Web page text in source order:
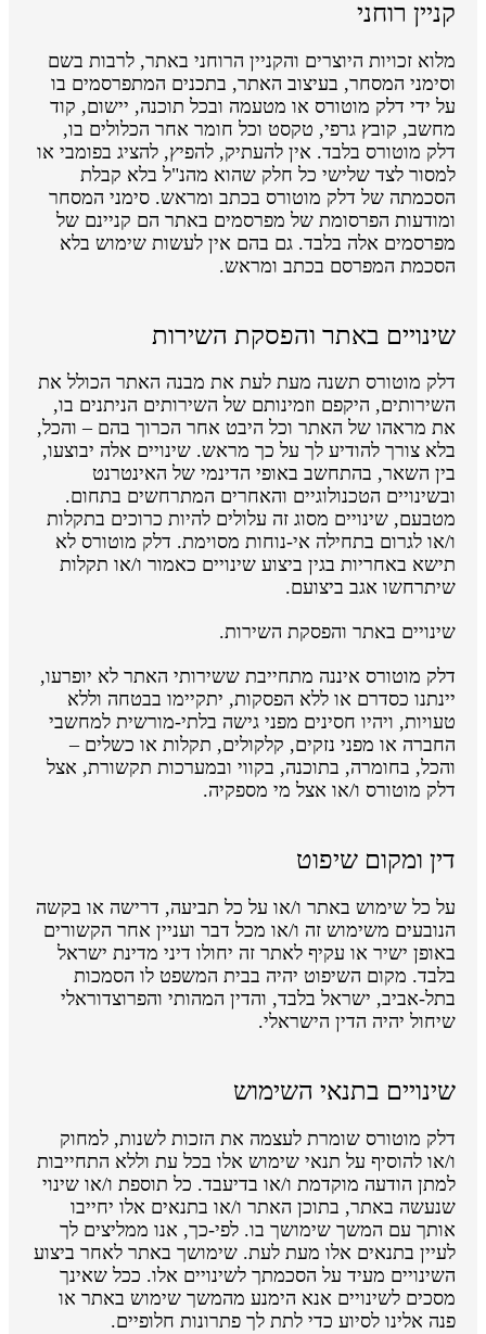
קניין רוחני
מלוא זכויות היוצרים והקניין הרוחני באתר, לרבות בשם
וסימני המסחר, בעיצוב האתר, בתכנים המתפרסמים בו
על ידי דלק מוטורס או מטעמה ובכל תוכנה, יישום, קוד
מחשב, קובץ גרפי, טקסט וכל חומר אחר הכלולים בו,
דלק מוטורס בלבד. אין להעתיק, להפיץ, להציג בפומבי או
למסור לצד שלישי כל חלק שהוא מהנ"ל בלא קבלת
הסכמתה של דלק מוטורס בכתב ומראש. סימני המסחר
ומודעות הפרסומת של מפרסמים באתר הם קניינם של
מפרסמים אלה בלבד. גם בהם אין לעשות שימוש בלא
הסכמת המפרסם בכתב ומראש.
שינויים באתר והפסקת השירות
דלק מוטורס תשנה מעת לעת את מבנה האתר הכולל את
השירותים, היקפם וזמינותם של השירותים הניתנים בו,
את מראהו של האתר וכל היבט אחר הכרוך בהם – והכל,
בלא צורך להודיע לך על כך מראש. שינויים אלה יבוצעו,
בין השאר, בהתחשב באופי הדינמי של האינטרנט
ובשינויים הטכנולוגיים והאחרים המתרחשים בתחום.
מטבעם, שינויים מסוג זה עלולים להיות כרוכים בתקלות
ו/או לגרום בתחילה אי-נוחות מסוימת. דלק מוטורס לא
תישא באחריות בגין ביצוע שינויים כאמור ו/או תקלות
שיתרחשו אגב ביצועם.
שינויים באתר והפסקת השירות.
דלק מוטורס איננה מתחייבת ששירותי האתר לא יופרעו,
יינתנו כסדרם או ללא הפסקות, יתקיימו בבטחה וללא
טעויות, ויהיו חסינים מפני גישה בלתי-מורשית למחשבי
החברה או מפני נזקים, קלקולים, תקלות או כשלים –
והכל, בחומרה, בתוכנה, בקווי ובמערכות תקשורת, אצל
דלק מוטורס ו/או אצל מי מספקיה.
דין ומקום שיפוט
על כל שימוש באתר ו/או על כל תביעה, דרישה או בקשה
הנובעים משימוש זה ו/או מכל דבר ועניין אחר הקשורים
באופן ישיר או עקיף לאתר זה יחולו דיני מדינת ישראל
בלבד. מקום השיפוט יהיה בבית המשפט לו הסמכות
בתל-אביב, ישראל בלבד, והדין המהותי והפרוצדוראלי
שיחול יהיה הדין הישראלי.
שינויים בתנאי השימוש
דלק מוטורס שומרת לעצמה את הזכות לשנות, למחוק
ו/או להוסיף על תנאי שימוש אלו בכל עת וללא התחייבות
למתן הודעה מוקדמת ו/או בדיעבד. כל תוספת ו/או שינוי
שנעשה באתר, בתוכן האתר ו/או בתנאים אלו יחייבו
אותך עם המשך שימושך בו. לפי-כך, אנו ממליצים לך
לעיין בתנאים אלו מעת לעת. שימושך באתר לאחר ביצוע
השינויים מעיד על הסכמתך לשינויים אלו. ככל שאינך
מסכים לשינויים אנא הימנע מהמשך שימוש באתר או
פנה אלינו לסיוע כדי לתת לך פתרונות חלופיים.